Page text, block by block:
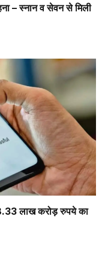
– स्नान व सेवन से मिली
लाख करोड़ रुपये का